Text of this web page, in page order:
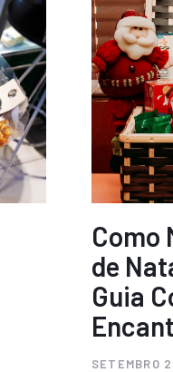
Como
de
Guia
SETEMBRO